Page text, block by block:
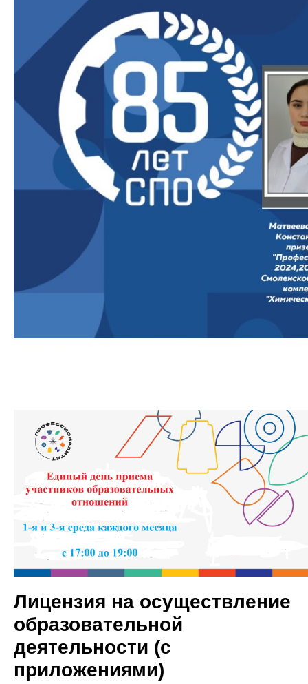
Лицензия на осуществление
образовательной
деятельности (с
приложениями)